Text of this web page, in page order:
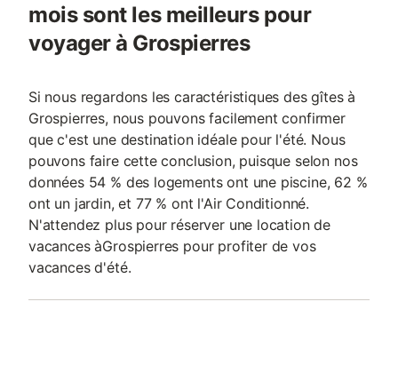
mois sont les meilleurs pour
voyager à Grospierres
Si nous regardons les caractéristiques des gîtes à
Grospierres, nous pouvons facilement confirmer
que c'est une destination idéale pour l'été. Nous
pouvons faire cette conclusion, puisque selon nos
données 54 % des logements ont une piscine, 62 %
ont un jardin, et 77 % ont l'Air Conditionné.
N'attendez plus pour réserver une location de
vacances àGrospierres pour profiter de vos
vacances d'été.